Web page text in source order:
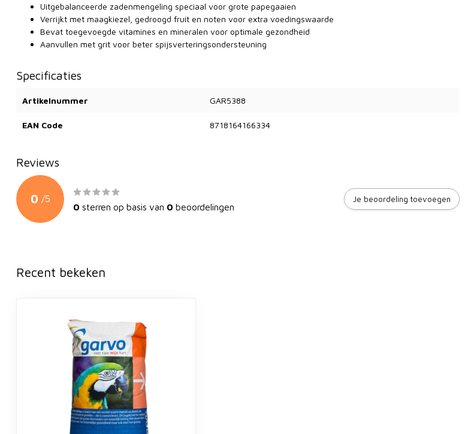
Uitgebalanceerde zadenmengeling speciaal voor grote papegaaien
Verrijkt met maagkiezel, gedroogd fruit en noten voor extra voedingswaarde
Bevat toegevoegde vitamines en mineralen voor optimale gezondheid
Aanvullen met grit voor beter spijsverteringsondersteuning
Specificaties
Artikelnummer GAR5388
EAN Code 8718164166334
Reviews
0 /5
0 sterren op basis van 0 beoordelingen
Je beoordeling toevoegen
Recent bekeken